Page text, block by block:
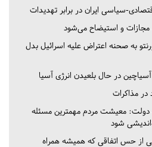
سیاسی ایران در برابر تهدیدات
مجازات و استیضاح می‌شود
به صحنه اعتراض علیه اسرائیل بدل
در حال بلعیدن انرژی آسیا
در مذاکرات
دولت: معیشت مردم مهمترین مسئله
شود
از حس اتفاقی که همیشه همراه